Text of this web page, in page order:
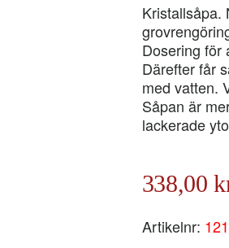
Kristallsåpa.
Dosering för
Därefter får
med vatten.
Såpan är
lackerade
338,00
Artikelnr: